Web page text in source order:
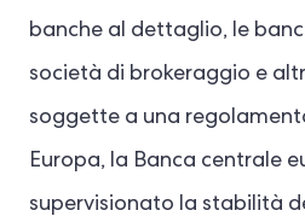
banche al dettaglio, le
società di brokeraggio e
soggette a una
Europa, la Banca centrale
supervisionato la stabilità